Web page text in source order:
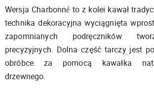
Wersja Charbonné to z kolei kawał
technika dekoracyjna wyciągnięta
zapomnianych podręczników
precyzyjnych. Dolna część tarczy jest
obróbce za pomocą kawałka
drzewnego.